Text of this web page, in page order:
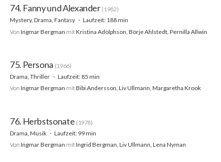
74. Fanny und Alexander (1982)
Mystery, Drama, Fantasy
Laufzeit: 188 min
Von Ingmar Bergman mitKristina Adolphson, Börje Ahlstedt, Pernilla Allwin
75. Persona (1966)
Drama, Thriller
Laufzeit: 85 min
Von Ingmar Bergman mitBibi Andersson, Liv Ullmann, Margaretha Krook
76. Herbstsonate (1978)
Drama, Musik
Laufzeit: 99 min
Von Ingmar Bergman mitIngrid Bergman, Liv Ullmann, Lena Nyman